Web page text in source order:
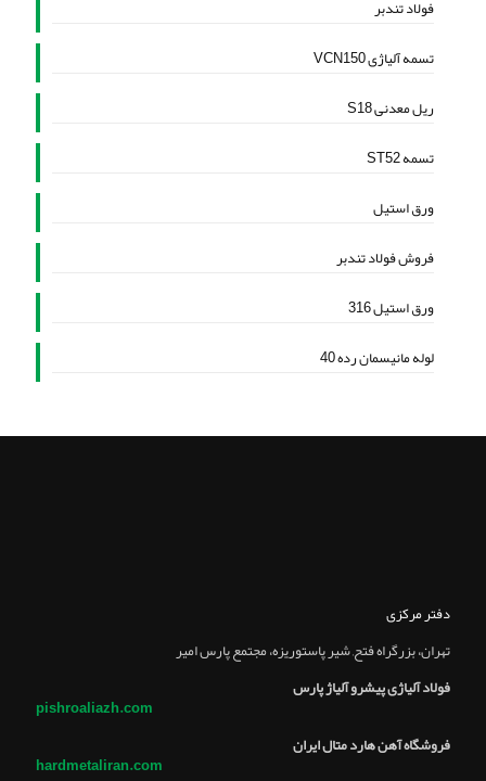
فولاد تندبر
تسمه آلیاژی VCN150
ریل معدنی S18
تسمه ST52
ورق استیل
فروش فولاد تندبر
ورق استیل 316
لوله مانیسمان رده 40
دفتر مرکزی
تهران، بزرگراه فتح, شير پاستوريزه، مجتمع پارس امير
فولاد آلیاژی پیشرو آلیاژ پارس
pishroaliazh.com
فروشگاه آهن هارد متال ایران
hardmetaliran.com